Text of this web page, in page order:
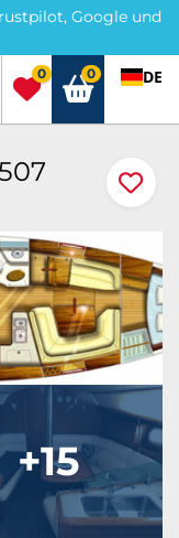
Google und
5741 3222690
0 0 DE
+15